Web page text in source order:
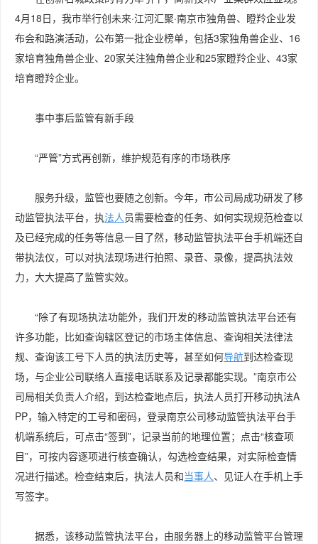
4月18日，我市举行创未来·江河汇聚·南京市独角兽、瞪羚企业发
布会和路演活动，公布第一批企业榜单，包括3家独角兽企业、16
家培育独角兽企业、20家关注独角兽企业和25家瞪羚企业、43家
培育瞪羚企业。
事中事后监管有新手段
“严管”方式再创新，维护规范有序的市场秩序
服务升级，监管也要随之创新。今年，市公司局成功研发了移
动监管执法平台，执法人员需要检查的任务、如何实现规范检查以
及已经完成的任务等信息一目了然，移动监管执法平台手机端还自
带执法仪，可以对执法现场进行拍照、录音、录像，提高执法效
力，大大提高了监管实效。
“除了有现场执法功能外，我们开发的移动监管执法平台还有
许多功能，比如查询辖区登记的市场主体信息、查询相关法律法
规、查询该工号下人员的执法历史等，甚至如何导航到达检查现
场，与企业公司联络人直接电话联系及记录都能实现。”南京市公
司局相关负责人介绍，到达检查地点后，执法人员打开移动执法A
PP，输入特定的工号和密码，登录南京公司移动监管执法平台手
机端系统后，可点击“签到”，记录当前的地理位置；点击“核查项
目”，可按内容逐项进行核查确认，勾选检查结果，对实际检查情
况进行描述。检查结束后，执法人员和当事人、见证人在手机上手
写签字。
据悉，该移动监管执法平台，由服务器上的移动监管平台管理